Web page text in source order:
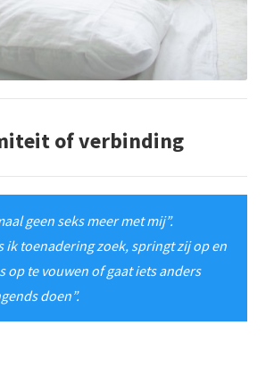
of verbinding
geen seks meer met mij”.
ik toenadering zoek, springt zij op en
op te vouwen of gaat iets anders
doen”.